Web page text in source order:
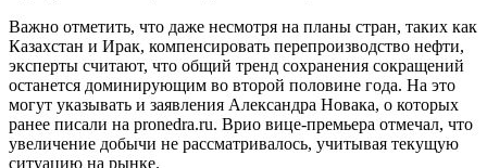
Важно отметить, что даже несмотря на планы стран, таких как
Казахстан и Ирак, компенсировать перепроизводство нефти,
эксперты считают, что общий тренд сохранения сокращений
останется доминирующим во второй половине года. На это
могут указывать и заявления Александра Новака, о которых
ранее писали на pronedra.ru. Врио вице-премьера отмечал, что
увеличение добычи не рассматривалось, учитывая текущую
ситуацию на рынке.